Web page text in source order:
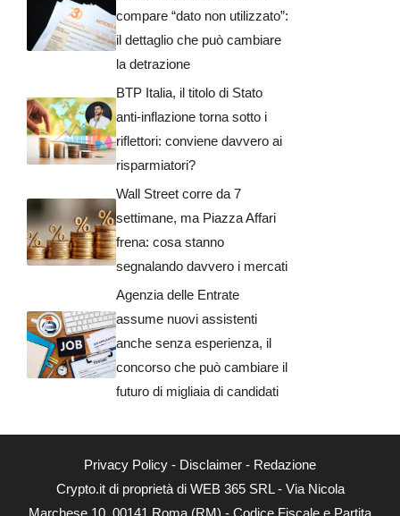
compare “dato non utilizzato”:
il dettaglio che può cambiare
la detrazione
BTP Italia, il titolo di Stato
anti-inflazione torna sotto i
riflettori: conviene davvero ai
risparmiatori?
Wall Street corre da 7
settimane, ma Piazza Affari
frena: cosa stanno
segnalando davvero i mercati
Agenzia delle Entrate
assume nuovi assistenti
anche senza esperienza, il
concorso che può cambiare il
futuro di migliaia di candidati
Privacy Policy - Disclaimer - Redazione
Crypto.it di proprietà di WEB 365 SRL - Via Nicola
Marchese 10, 00141 Roma (RM) - Codice Fiscale e Partita